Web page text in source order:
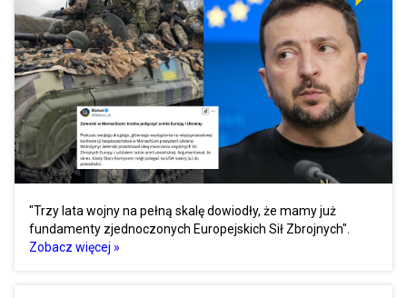
"Trzy lata wojny na pełną skalę dowiodły, że mamy już
fundamenty zjednoczonych Europejskich Sił Zbrojnych".
Zobacz więcej »